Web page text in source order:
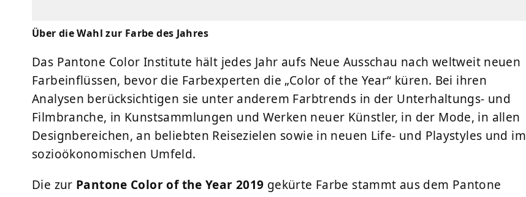
Über die Wahl zur Farbe des Jahres
Das Pantone Color Institute hält jedes Jahr aufs Neue Ausschau nach weltweit neuen
Farbeinflüssen, bevor die Farbexperten die „Color of the Year“ küren. Bei ihren
Analysen berücksichtigen sie unter anderem Farbtrends in der Unterhaltungs- und
Filmbranche, in Kunstsammlungen und Werken neuer Künstler, in der Mode, in allen
Designbereichen, an beliebten Reisezielen sowie in neuen Life- und Playstyles und im
sozioökonomischen Umfeld.
Die zur Pantone Color of the Year 2019 gekürte Farbe stammt aus dem Pantone